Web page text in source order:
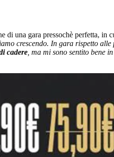
una gara pressochè perfetta, in
crescendo. In gara rispetto alle
cadere , ma mi sono sentito bene